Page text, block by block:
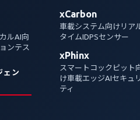
ルAI向
ンテス
ェン
xCarbon
車載システム向けリア
タイムIDPSセンサー
xPhinx
スマートコックピット
け車載エッジAIセキュ
ティ
は、自動開錠システムの
域（UWB）プロトコル
の利点、潜在的な脆
の統合を安全に行うた
します。